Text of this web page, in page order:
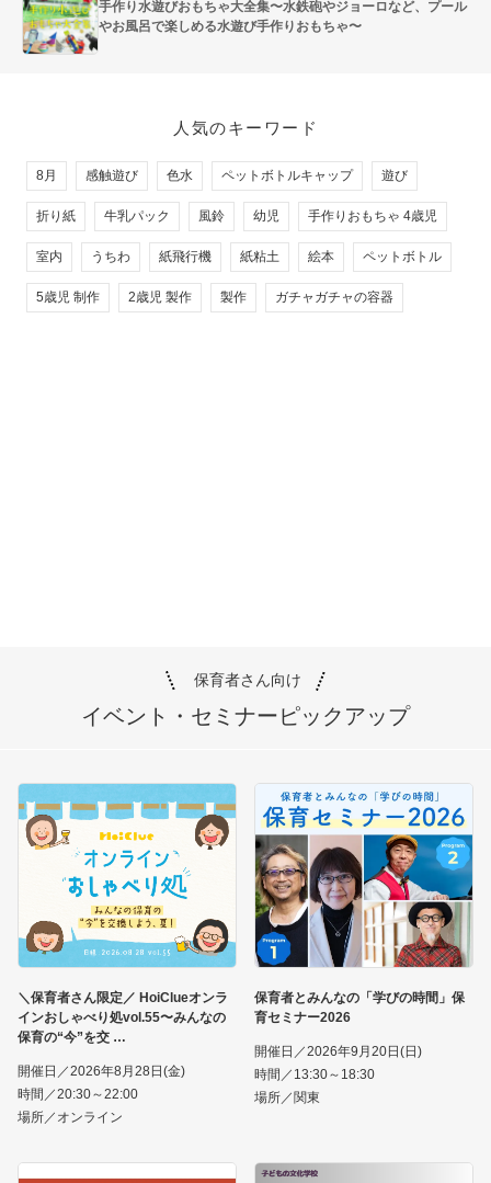
手作り水遊びおもちゃ大全集〜水鉄砲やジョーロなど、プール
やお風呂で楽しめる水遊び手作りおもちゃ〜
人気のキーワード
8月 感触遊び 色水 ペットボトルキャップ 遊び
折り紙 牛乳パック 風鈴 幼児 手作りおもちゃ 4歳児
室内 うちわ 紙飛行機 紙粘土 絵本 ペットボトル
5歳児 制作 2歳児 製作 製作 ガチャガチャの容器
保育者さん向け
イベント・セミナーピックアップ
＼保育者さん限定／ HoiClueオンラ
インおしゃべり処vol.55〜みんなの
保育の“今”を交
開催日／2026年8月28日(金)
時間／20:30～22:00
場所／オンライン
保育者とみんなの「学びの時間」保
育セミナー2026
開催日／2026年9月20日(日)
時間／13:30～18:30
場所／関東